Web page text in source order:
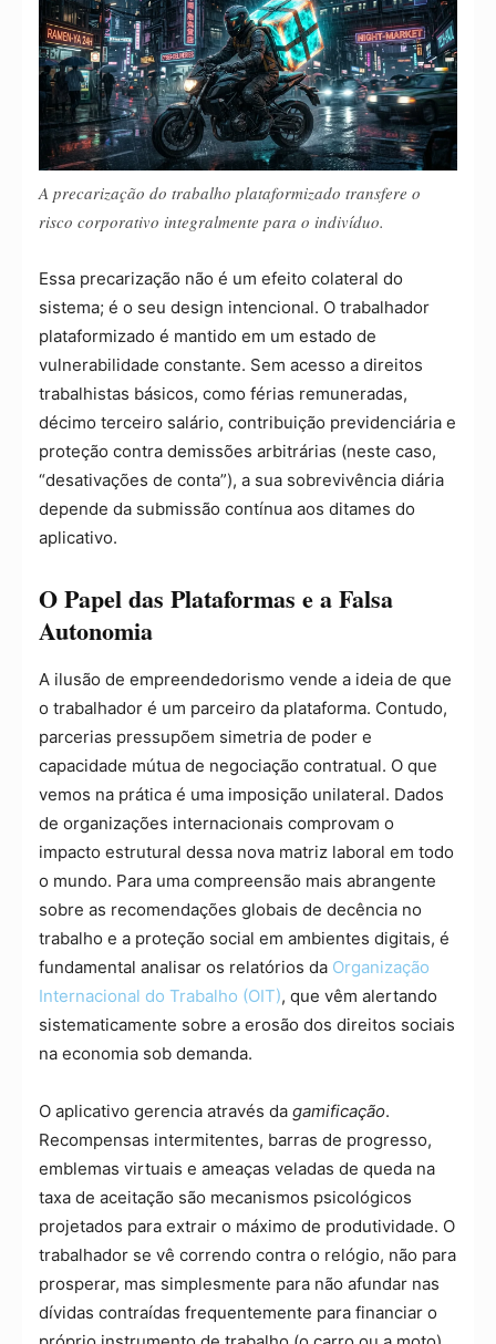
A precarização do trabalho plataformizado transfere o
risco corporativo integralmente para o indivíduo.
Essa precarização não é um efeito colateral do
sistema; é o seu design intencional. O trabalhador
plataformizado é mantido em um estado de
vulnerabilidade constante. Sem acesso a direitos
trabalhistas básicos, como férias remuneradas,
décimo terceiro salário, contribuição previdenciária e
proteção contra demissões arbitrárias (neste caso,
“desativações de conta”), a sua sobrevivência diária
depende da submissão contínua aos ditames do
aplicativo.
O Papel das Plataformas e a Falsa
Autonomia
A ilusão de empreendedorismo vende a ideia de que
o trabalhador é um parceiro da plataforma. Contudo,
parcerias pressupõem simetria de poder e
capacidade mútua de negociação contratual. O que
vemos na prática é uma imposição unilateral. Dados
de organizações internacionais comprovam o
impacto estrutural dessa nova matriz laboral em todo
o mundo. Para uma compreensão mais abrangente
sobre as recomendações globais de decência no
trabalho e a proteção social em ambientes digitais, é
fundamental analisar os relatórios da Organização
Internacional do Trabalho (OIT), que vêm alertando
sistematicamente sobre a erosão dos direitos sociais
na economia sob demanda.
O aplicativo gerencia através da gamificação.
Recompensas intermitentes, barras de progresso,
emblemas virtuais e ameaças veladas de queda na
taxa de aceitação são mecanismos psicológicos
projetados para extrair o máximo de produtividade. O
trabalhador se vê correndo contra o relógio, não para
prosperar, mas simplesmente para não afundar nas
dívidas contraídas frequentemente para financiar o